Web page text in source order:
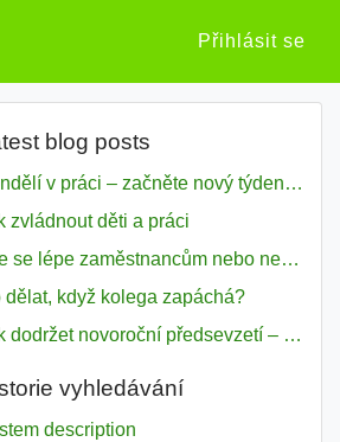
Přihlásit se
blog posts
Pondělí v práci – začněte nový týden s motivací
zvládnout děti a práci
Žije se lépe zaměstnancům nebo nezavislým pracovníkům
dělat, když kolega zapáchá?
Jak dodržet novoroční předsevzetí – naše tipy pro dobrý začátek roku 2018
vyhledávání
description